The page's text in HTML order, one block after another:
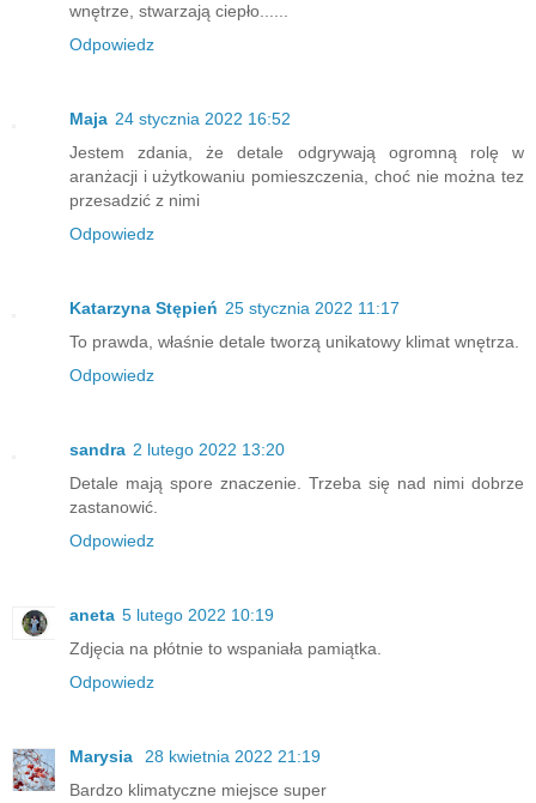
wnętrze, stwarzają ciepło......
Odpowiedz
Maja 24 stycznia 2022 16:52
Jestem zdania, że detale odgrywają ogromną rolę w
aranżacji i użytkowaniu pomieszczenia, choć nie można tez
przesadzić z nimi
Odpowiedz
Katarzyna Stępień 25 stycznia 2022 11:17
To prawda, właśnie detale tworzą unikatowy klimat wnętrza.
Odpowiedz
sandra 2 lutego 2022 13:20
Detale mają spore znaczenie. Trzeba się nad nimi dobrze
zastanowić.
Odpowiedz
aneta 5 lutego 2022 10:19
Zdjęcia na płótnie to wspaniała pamiątka.
Odpowiedz
Marysia
28 kwietnia 2022 21:19
Bardzo klimatyczne miejsce super